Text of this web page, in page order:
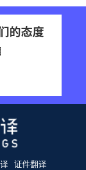
的态度
证件翻译